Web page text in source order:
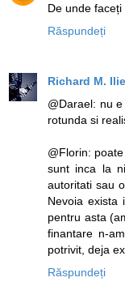
De unde
Răspundeți
Richard M. Ilie
@Darael: nu
rotunda si
@Florin:
sunt inca la
autoritati sau
Nevoia exista
pentru asta
finantare n-
potrivit, deja
Răspundeți